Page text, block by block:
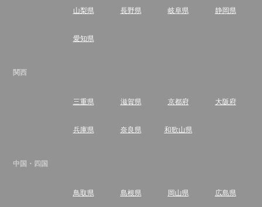
山梨県 長野県 岐阜県 静岡県
愛知県
関西
三重県 滋賀県 京都府 大阪府
兵庫県 奈良県 和歌山県
中国・四国
鳥取県 島根県 岡山県 広島県